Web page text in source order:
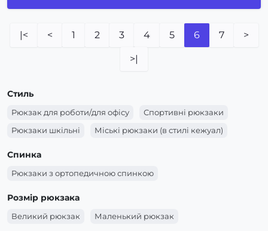
|< < 1 2 3 4 5 6 7 >
>|
Стиль
Рюкзак для роботи/для офісу
Спортивні рюкзаки
Рюкзаки шкільні
Міські рюкзаки (в стилі кежуал)
Спинка
Рюкзаки з ортопедичною спинкою
Розмір рюкзака
Великий рюкзак Маленький рюкзак